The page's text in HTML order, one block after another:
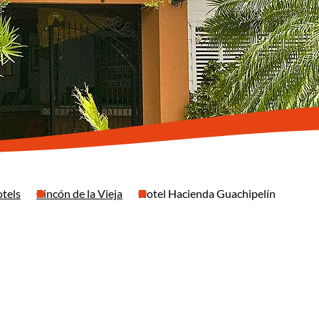
Rincón de la Vieja Hotel Hacienda Guachipelín